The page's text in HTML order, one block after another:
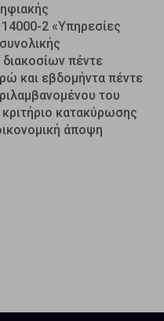
2 «Υπηρεσίες
πέντε
και εβδομήντα πέντε
του
κατακύρωσης
άποψη